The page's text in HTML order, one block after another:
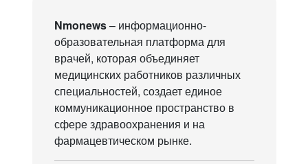
внутренних болезней. Опыт
Nmonews– информационно-
образовательная платформа для
врачей, которая объединяет
медицинских работников различных
специальностей, создает единое
коммуникационное пространство в
сфере здравоохранения и на
фармацевтическом рынке.